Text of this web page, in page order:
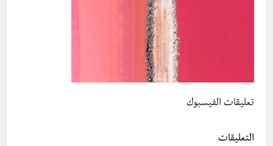
تعليقات الفيسبوك
التعليقات